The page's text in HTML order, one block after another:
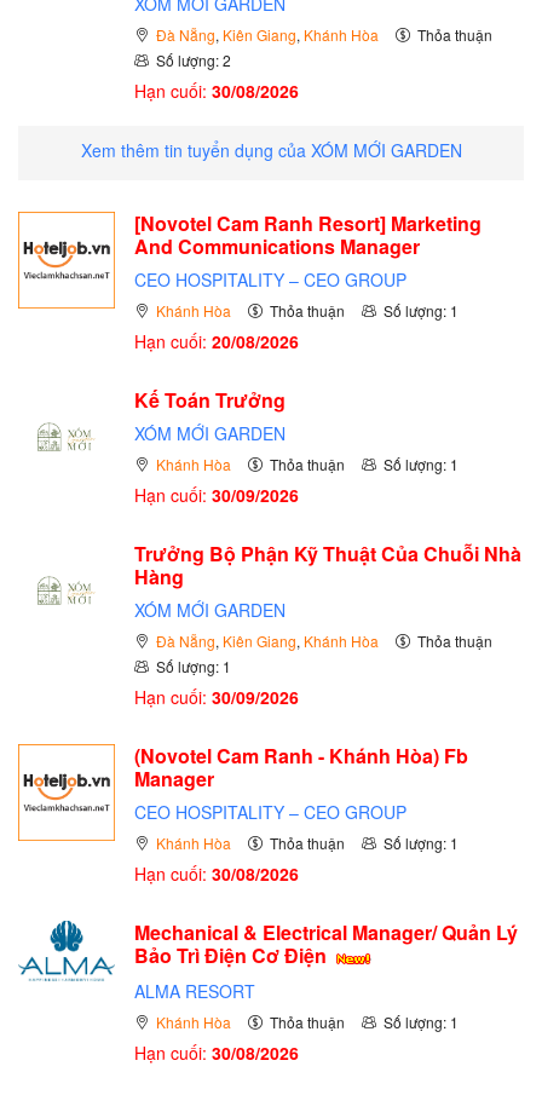
Đà Nẵng, Kiên Giang, Khánh Hòa
Thỏa thuận
Số lượng: 2
Hạn cuối: 30/08/2026
Xem thêm tin tuyển dụng của XÓM MỚI GARDEN
[Novotel Cam Ranh Resort] Marketing
And Communications Manager
CEO HOSPITALITY – CEO GROUP
Khánh Hòa Thỏa thuận Số lượng: 1
Hạn cuối: 20/08/2026
Kế Toán Trưởng
XÓM MỚI GARDEN
Khánh Hòa Thỏa thuận Số lượng: 1
Hạn cuối: 30/09/2026
Trưởng Bộ Phận Kỹ Thuật Của Chuỗi Nhà
Hàng
XÓM MỚI GARDEN
Đà Nẵng, Kiên Giang, Khánh Hòa
Thỏa thuận
Số lượng: 1
Hạn cuối: 30/09/2026
(Novotel Cam Ranh - Khánh Hòa) Fb
Manager
CEO HOSPITALITY – CEO GROUP
Khánh Hòa Thỏa thuận Số lượng: 1
Hạn cuối: 30/08/2026
Mechanical & Electrical Manager/ Quản Lý
Bảo Trì Điện Cơ Điện
ALMA RESORT
Khánh Hòa Thỏa thuận Số lượng: 1
Hạn cuối: 30/08/2026